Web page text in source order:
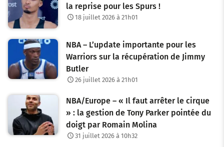
la reprise pour les Spurs !
18 juillet 2026 à 21h01
NBA – L’update importante pour les
Warriors sur la récupération de Jimmy
Butler
26 juillet 2026 à 21h01
NBA/Europe – « Il faut arrêter le cirque
» : la gestion de Tony Parker pointée du
doigt par Romain Molina
31 juillet 2026 à 10h32